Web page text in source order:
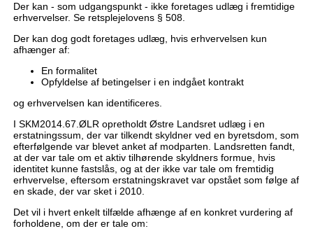
Der kan - som udgangspunkt - ikke foretages udlæg i fremtidige
erhvervelser. Se retsplejelovens § 508.
Der kan dog godt foretages udlæg, hvis erhvervelsen kun
afhænger af:
En formalitet
Opfyldelse af betingelser i en indgået kontrakt
og erhvervelsen kan identificeres.
I SKM2014.67.ØLR opretholdt Østre Landsret udlæg i en
erstatningssum, der var tilkendt skyldner ved en byretsdom, som
efterfølgende var blevet anket af modparten. Landsretten fandt,
at der var tale om et aktiv tilhørende skyldners formue, hvis
identitet kunne fastslås, og at der ikke var tale om fremtidig
erhvervelse, eftersom erstatningskravet var opstået som følge af
en skade, der var sket i 2010.
Det vil i hvert enkelt tilfælde afhænge af en konkret vurdering af
forholdene, om der er tale om: